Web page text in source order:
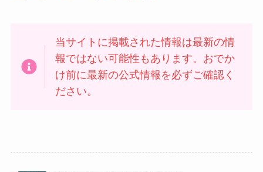
当サイトに掲載された情報は最新の情
報ではない可能性もあります。おでか
け前に最新の公式情報を必ずご確認く
ださい。